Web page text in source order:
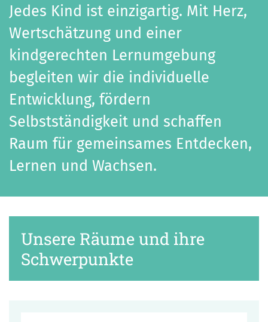
Jedes Kind ist einzigartig. Mit Herz,
Wertschätzung und einer
kindgerechten Lernumgebung
begleiten wir die individuelle
Entwicklung, fördern
Selbstständigkeit und schaffen
Raum für gemeinsames Entdecken,
Lernen und Wachsen.
Unsere Räume und ihre
Schwerpunkte